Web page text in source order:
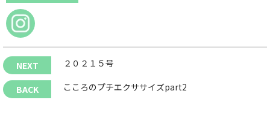
２０２１５号
こころのプチエクササイズpart2